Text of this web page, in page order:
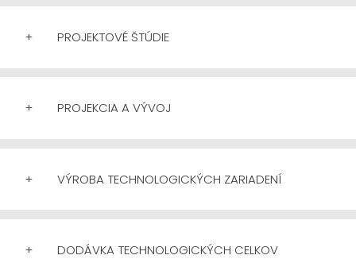
+ PROJEKTOVÉ ŠTÚDIE
+ PROJEKCIA A VÝVOJ
+ VÝROBA TECHNOLOGICKÝCH ZARIADENÍ
+ DODÁVKA TECHNOLOGICKÝCH CELKOV